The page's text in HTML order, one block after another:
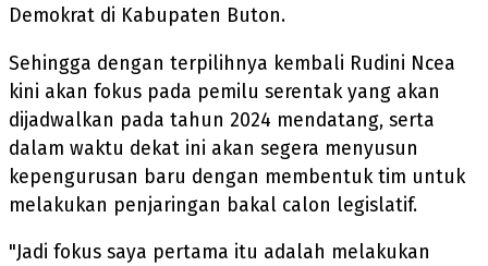
Demokrat di Kabupaten Buton.
Sehingga dengan terpilihnya kembali Rudini Ncea
kini akan fokus pada pemilu serentak yang akan
dijadwalkan pada tahun 2024 mendatang, serta
dalam waktu dekat ini akan segera menyusun
kepengurusan baru dengan membentuk tim untuk
melakukan penjaringan bakal calon legislatif.
"Jadi fokus saya pertama itu adalah melakukan